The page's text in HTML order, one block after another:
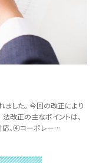
した。 今回の改正により
改正の主なポイントは、
、④コーポレー…